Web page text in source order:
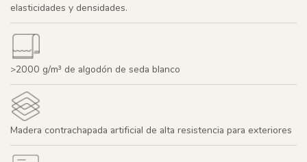
elasticidades y densidades.
>2000 g/m³ de algodón de seda blanco
Madera contrachapada artificial de alta resistencia para exteriores